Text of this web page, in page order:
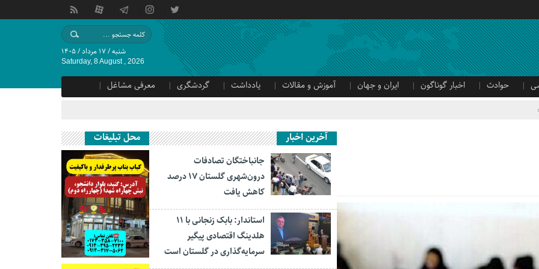
شنبه / ۱۷ مرداد / ۱۴۰۵
Saturday, 8 August , 2026
حوادث اخبار گوناگون ایران و جهان آموزش و مقالات یادداشت گردشگری
معرفی مشاغل
آخرین اخبار
جانباختگان تصادفات
درون‌شهری گلستان ۱۷ درصد
کاهش یافت
استاندار: بابک زنجانی با ۱۱
هلدینگ اقتصادی پیگیر
سرمایه‌گذاری در گلستان است
محل تبلیغات